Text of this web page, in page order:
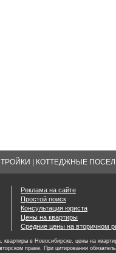
КОТТЕДЖНЫЕ
Реклама на сайте
Простой поиск
Консультация юриста
Цены на квартиры
Средние цены на вторичном
в Новосибирске, цены на
праве. При цитировании